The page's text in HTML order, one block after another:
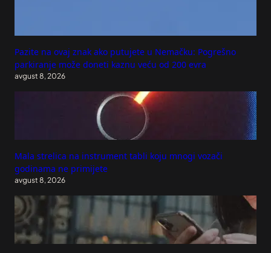
Pazite na ovaj znak ako putujete u Nemačku: Pogrešno
parkiranje može doneti kaznu veću od 200 evra
avgust 8, 2026
Mala strelica na instrument tabli koju mnogi vozači
godinama ne primijete
avgust 8, 2026